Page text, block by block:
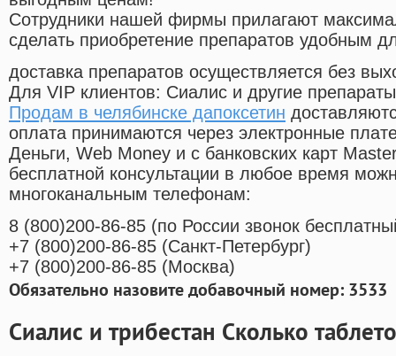
Cотрудники нашей фирмы прилагают
сделать приобретение препаратов удобным
доставка препаратов осуществляется без
Для VIP клиентов: Сиалис и другие
Продам в челябинске дапоксетин
оплата принимаются через электронные
Деньги, Web Money и с банковских карт
бесплатной консультации в любое время
многоканальным телефонам:
8 (800)200-86-85 (по России звонок
+7 (800)200-86-85 (Санкт-Петербург)
+7 (800)200-86-85 (Москва)
Обязательно назовите добавочный номер: 3533
Сиалис и трибестан Сколько